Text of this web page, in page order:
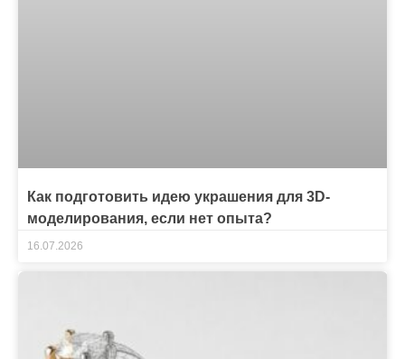
Как подготовить идею украшения для 3D-
моделирования, если нет опыта?
16.07.2026